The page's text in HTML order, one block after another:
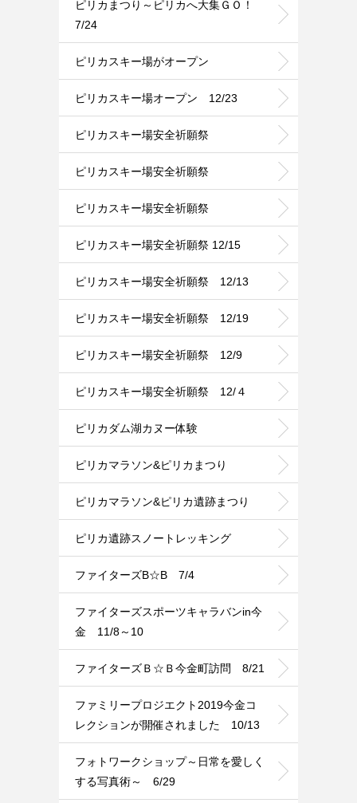
ピリカまつり～ピリカへ大集ＧＯ！
7/24
ピリカスキー場がオープン
ピリカスキー場オープン 12/23
ピリカスキー場安全祈願祭
ピリカスキー場安全祈願祭
ピリカスキー場安全祈願祭
ピリカスキー場安全祈願祭 12/15
ピリカスキー場安全祈願祭 12/13
ピリカスキー場安全祈願祭 12/19
ピリカスキー場安全祈願祭 12/9
ピリカスキー場安全祈願祭 12/４
ピリカダム湖カヌー体験
ピリカマラソン&ピリカまつり
ピリカマラソン&ピリカ遺跡まつり
ピリカ遺跡スノートレッキング
ファイターズB☆B 7/4
ファイターズスポーツキャラバンin今
金 11/8～10
ファイターズＢ☆Ｂ今金町訪問 8/21
ファミリープロジエクト2019今金コ
レクションが開催されました 10/13
フォトワークショップ～日常を愛しく
する写真術～ 6/29